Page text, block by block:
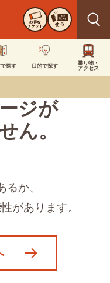
お得な
チケット 使う
探す 目的で探す
乗り物・
アクセス
ジが
ん。
か、
があります。